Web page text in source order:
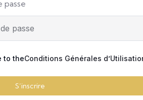
passe
to theConditions Générales
S’inscrire